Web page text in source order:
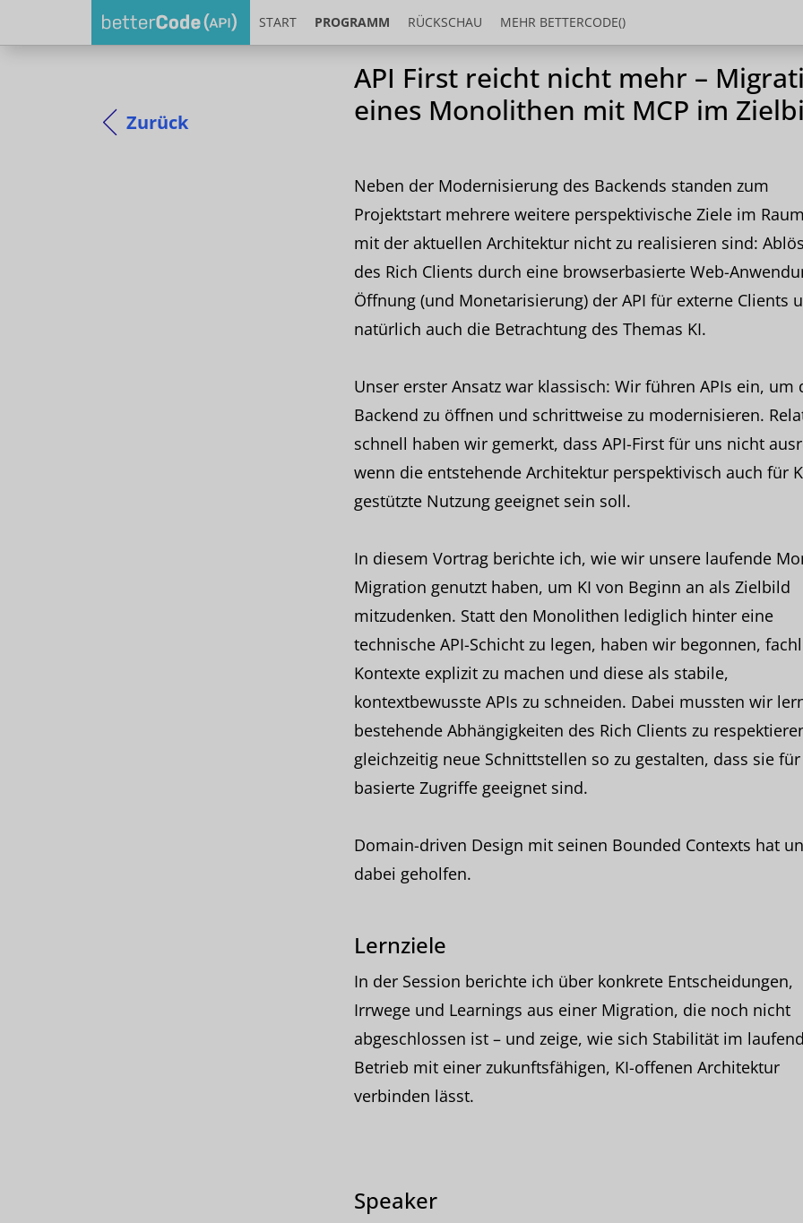
START PROGRAMM RÜCKSCHAU MEHR BETTERCODE()
Zurück
API First reicht nicht mehr –
eines Monolithen mit MCP im
Neben der Modernisierung des Backends standen zum
Projektstart mehrere weitere perspektivische Ziele im
mit der aktuellen Architektur nicht zu realisieren sind:
des Rich Clients durch eine browserbasierte Web-
Öffnung (und Monetarisierung) der API für externe Clients
natürlich auch die Betrachtung des Themas KI.
Unser erster Ansatz war klassisch: Wir führen APIs ein, um
Backend zu öffnen und schrittweise zu modernisieren.
schnell haben wir gemerkt, dass API-First für uns nicht
wenn die entstehende Architektur perspektivisch auch für
gestützte Nutzung geeignet sein soll.
In diesem Vortrag berichte ich, wie wir unsere laufende
Migration genutzt haben, um KI von Beginn an als Zielbild
mitzudenken. Statt den Monolithen lediglich hinter eine
technische API-Schicht zu legen, haben wir begonnen,
Kontexte explizit zu machen und diese als stabile,
kontextbewusste APIs zu schneiden. Dabei mussten wir
bestehende Abhängigkeiten des Rich Clients zu
gleichzeitig neue Schnittstellen so zu gestalten, dass sie für
basierte Zugriffe geeignet sind.
Domain-driven Design mit seinen Bounded Contexts hat
dabei geholfen.
Lernziele
In der Session berichte ich über konkrete Entscheidungen,
Irrwege und Learnings aus einer Migration, die noch nicht
abgeschlossen ist – und zeige, wie sich Stabilität im
Betrieb mit einer zukunftsfähigen, KI-offenen Architektur
verbinden lässt.
Speaker